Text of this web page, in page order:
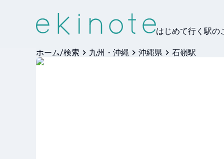
はじめて行く駅の
ホーム/検索 九州・沖縄 沖縄県 石嶺駅